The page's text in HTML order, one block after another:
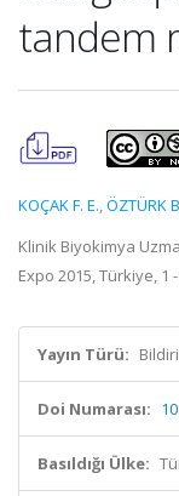
tandem
KOÇAK F. E.,ÖZTÜRK
Klinik Biyokimya
Expo 2015, Türkiye, 1
Yayın Türü:
Doi Numarası:
Basıldığı Ülke: